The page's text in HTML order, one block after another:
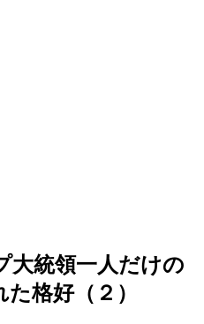
大統領一人だけの
格好（２）